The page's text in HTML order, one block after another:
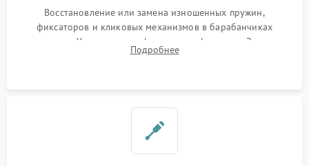
Восстановление или замена изношенных пружин,
фиксаторов и кликовых механизмов в барабанчиках
поправок. Устранение люфтов в трансфокаторе. Замена
поврежденных линз, разбитой сетки или восстановление
Подробнее